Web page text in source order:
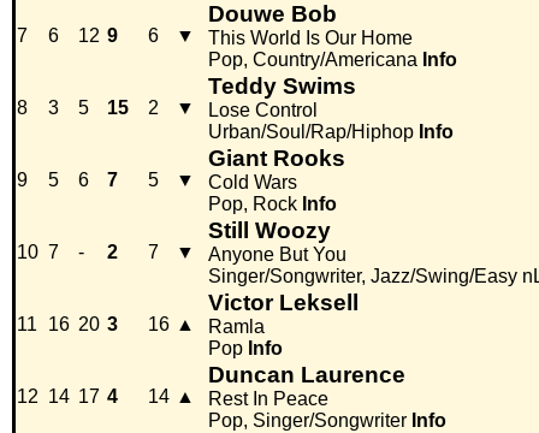
7 6 12 9 6 ▼
Douwe Bob
This World Is Our Home
Pop, Country/Americana Info
8 3 5 15 2 ▼
Teddy Swims
Lose Control
Urban/Soul/Rap/Hiphop Info
9 5 6 7 5 ▼
Giant Rooks
Cold Wars
Pop, Rock Info
10 7 - 2 7 ▼
Still Woozy
Anyone But You
Singer/Songwriter, Jazz/Swing/Easy
11 16 20 3 16 ▲
Victor Leksell
Ramla
Pop Info
12 14 17 4 14 ▲
Duncan Laurence
Rest In Peace
Pop, Singer/Songwriter Info